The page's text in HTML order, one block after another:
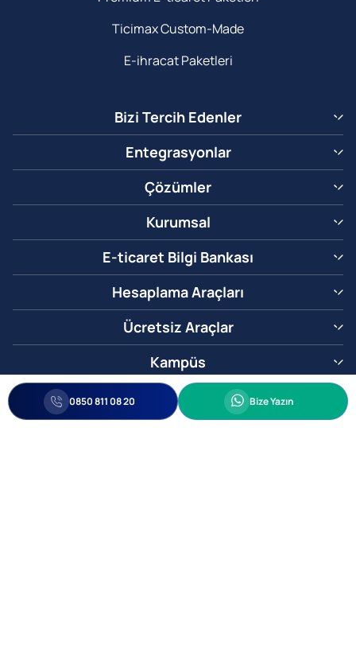
Ticimax Custom-Made
E-ihracat Paketleri
Bizi Tercih Edenler
Entegrasyonlar
Çözümler
Kurumsal
E-ticaret Bilgi Bankası
Hesaplama Araçları
Ücretsiz Araçlar
Kampüs
0850 811 08 20 Whatsapp
Bize Yazın
0850 811 08 20